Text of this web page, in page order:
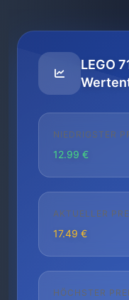
LEGO
NIEDRIGSTER
12.99 €
AKTUELLER
17.49 €
HÖCHSTER